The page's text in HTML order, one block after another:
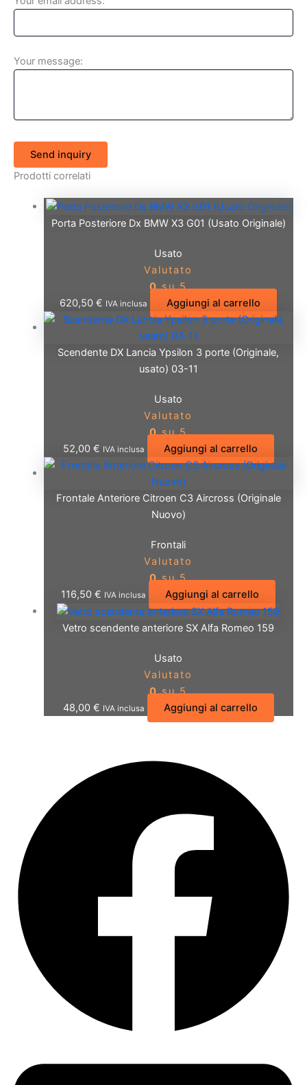
Your message:
Send inquiry
Prodotti correlati
Porta Posteriore Dx BMW X3 G01 (Usato Originale)
Usato
Valutato
0su 5
620,50€ IVA inclusa Aggiungi al carrello
Scendente DX Lancia Ypsilon 3 porte (Originale,
usato) 03-11
Usato
Valutato
0su 5
52,00 € IVA inclusa Aggiungi al carrello
Frontale Anteriore Citroen C3 Aircross (Originale
Nuovo)
Frontali
Valutato
0su 5
116,50€ IVA inclusa Aggiungi al carrello
Vetro scendente anteriore SX Alfa Romeo 159
Usato
Valutato
0su 5
48,00 € IVA inclusa Aggiungi al carrello